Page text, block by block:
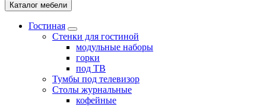
Каталог мебели
Гостиная
Стенки для гостиной
модульные наборы
горки
под ТВ
Тумбы под телевизор
Столы журнальные
кофейные